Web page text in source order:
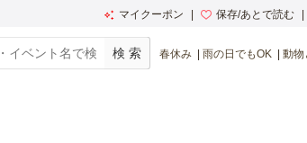
マイクーポン 保存/あとで読む
春休み 雨の日でもOK 動物